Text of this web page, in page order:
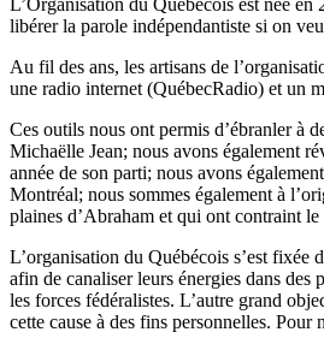
libérer la parole indépendantiste si on
Au fil des ans, les artisans de
une radio internet (QuébecRadio) et un
Ces outils nous ont permis d’ébranler à
Michaëlle Jean; nous avons également
année de son parti; nous avons
Montréal; nous sommes également à
plaines d’Abraham et qui ont contraint le
L’organisation du Québécois s’est
afin de canaliser leurs énergies dans
les forces fédéralistes. L’autre grand
cette cause à des fins personnelles.